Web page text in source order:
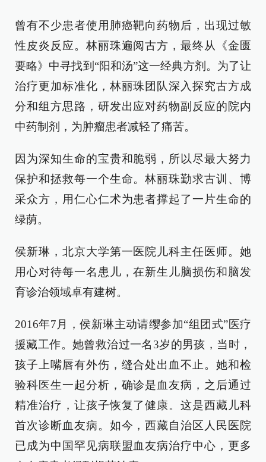
曾有不少患者使用肺癌靶向药物后，出现过敏
性皮炎反应。林丽珠遍阅古方，最终从《金匮
要略》中寻找到“阳和汤”这一经典方剂。为了让
治疗更加标准化，林丽珠团队深入探究古方成
分和组方思路，研发出应对药物副反应的院内
中药制剂，为肿瘤患者减轻了痛苦。
因为深知生命的宝贵和脆弱，所以尽最大努力
保护和拯救每一个生命。林丽珠勤求古训、博
采众方，用仁心仁术为患者撑起了一片生命的
绿荫。
侯新琳，北京大学第一医院儿科主任医师。她
用心对待每一名患儿，在新生儿脑损伤和脑发
育诊治领域卓有建树。
2016年7月，侯新琳主动请缨参加“组团式”医疗
援藏工作。她曾救治过一名3岁的男孩，当时，
孩子上嘴唇有外伤，缝合处出血不止。她和检
验科医生一起分析，确诊是血友病，之后通过
精准治疗，让孩子恢复了健康。这是西藏儿科
首次诊断血友病。如今，西藏自治区人民医院
已成为中国罕见病联盟血友病治疗中心，更多